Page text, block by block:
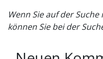
Wenn Sie auf der
können Sie bei der